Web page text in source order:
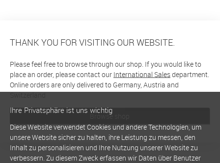
THANK YOU FOR VISITING OUR WEBSITE.
Please feel free to browse through our shop. If you would like to
place an order, please contact our International Salesdepartment.
Online orders are only delivered to Germany, Austria and
Switzerland
Browse shop
Ihre Privatsphäre ist uns wichtig
Diese Website verwendet Cookies und andere Technologien, um
unsere Website sicher zu halten, ihre Leistung zu messen, den
Inhalt zu personalisieren und Ihre Nutzung unserer Website zu
verbessern. Zu diesem Zweck erfassen wir Daten über Benutzer